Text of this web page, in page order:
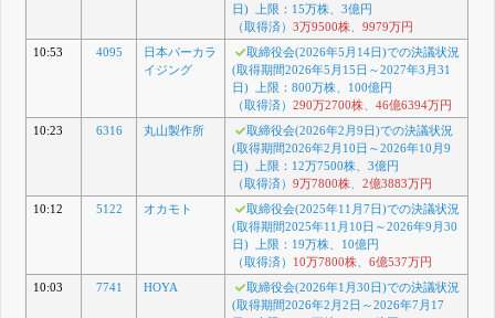
日) 上限：15万株、3億円
（取得済） 3万9500株、 9979万円
10:53
4095
日本パーカラ
イジング
取締役会(2026年5月14日)での決議状況
(取得期間2026年5月15日～2027年3月31
日) 上限：800万株、100億円
（取得済） 290万2700株、 46億6394万円
10:23
6316 丸山製作所
取締役会(2026年2月9日)での決議状況
(取得期間2026年2月10日～2026年10月9
日) 上限：12万7500株、3億円
（取得済） 9万7800株、 2億3883万円
10:12
5122 オカモト
取締役会(2025年11月7日)での決議状況
(取得期間2025年11月10日～2026年9月30
日) 上限：19万株、10億円
（取得済）
10万7800株、 6億537万円
10:03
7741 HOYA
取締役会(2026年1月30日)での決議状況
(取得期間2026年2月2日～2026年7月17